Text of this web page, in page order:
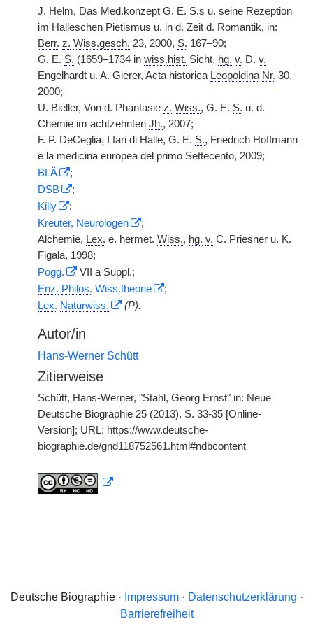
J. Helm, Das Med.konzept G. E. S.s u. seine Rezeption
im Halleschen Pietismus u. in d. Zeit d. Romantik, in:
Berr. z. Wiss.gesch. 23, 2000, S. 167–90;
G. E. S. (1659–1734 in wiss.hist. Sicht, hg. v. D. v.
Engelhardt u. A. Gierer, Acta historica Leopoldina Nr. 30,
2000;
U. Bieller, Von d. Phantasie z. Wiss., G. E. S. u. d.
Chemie im achtzehnten Jh., 2007;
F. P. DeCeglia, I fari di Halle, G. E. S., Friedrich Hoffmann
e la medicina europea del primo Settecento, 2009;
BLÄ
;
DSB
;
Killy
;
Kreuter, Neurologen
;
Alchemie, Lex. e. hermet. Wiss., hg. v. C. Priesner u. K.
Figala, 1998;
Pogg.
VII a Suppl.;
Enz. Philos. Wiss.theorie
;
Lex. Naturwiss. (P).
Autor/in
Hans-Werner Schütt
Zitierweise
Schütt, Hans-Werner, "Stahl, Georg Ernst" in: Neue
Deutsche Biographie 25 (2013), S. 33-35 [Online-
Version]; URL: https://www.deutsche-
biographie.de/gnd118752561.html#ndbcontent
Deutsche Biographie · Impressum· Datenschutzerklärung ·
Barrierefreiheit